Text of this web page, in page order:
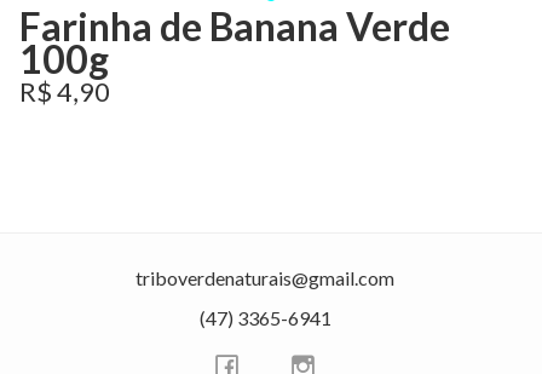
Farinha de Banana Verde
100g
R$ 4,90
triboverdenaturais@gmail.com
(47) 3365-6941